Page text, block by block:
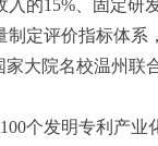
的15%、固定
定评价指标体
大院名校温州
个发明专利产